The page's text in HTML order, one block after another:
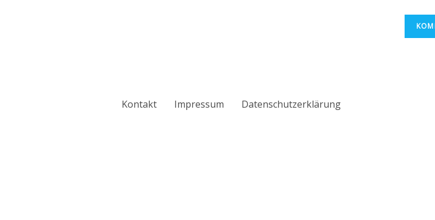
Kontakt Impressum Datenschutzerklärung